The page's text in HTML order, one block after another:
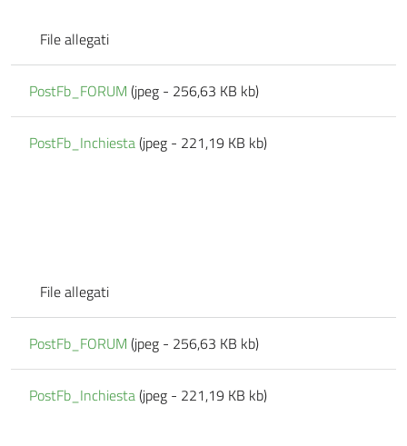
File allegati
PostFb_FORUM (jpeg - 256,63 KB kb)
PostFb_Inchiesta(jpeg - 221,19 KB kb)
File allegati
PostFb_FORUM (jpeg - 256,63 KB kb)
PostFb_Inchiesta(jpeg - 221,19 KB kb)